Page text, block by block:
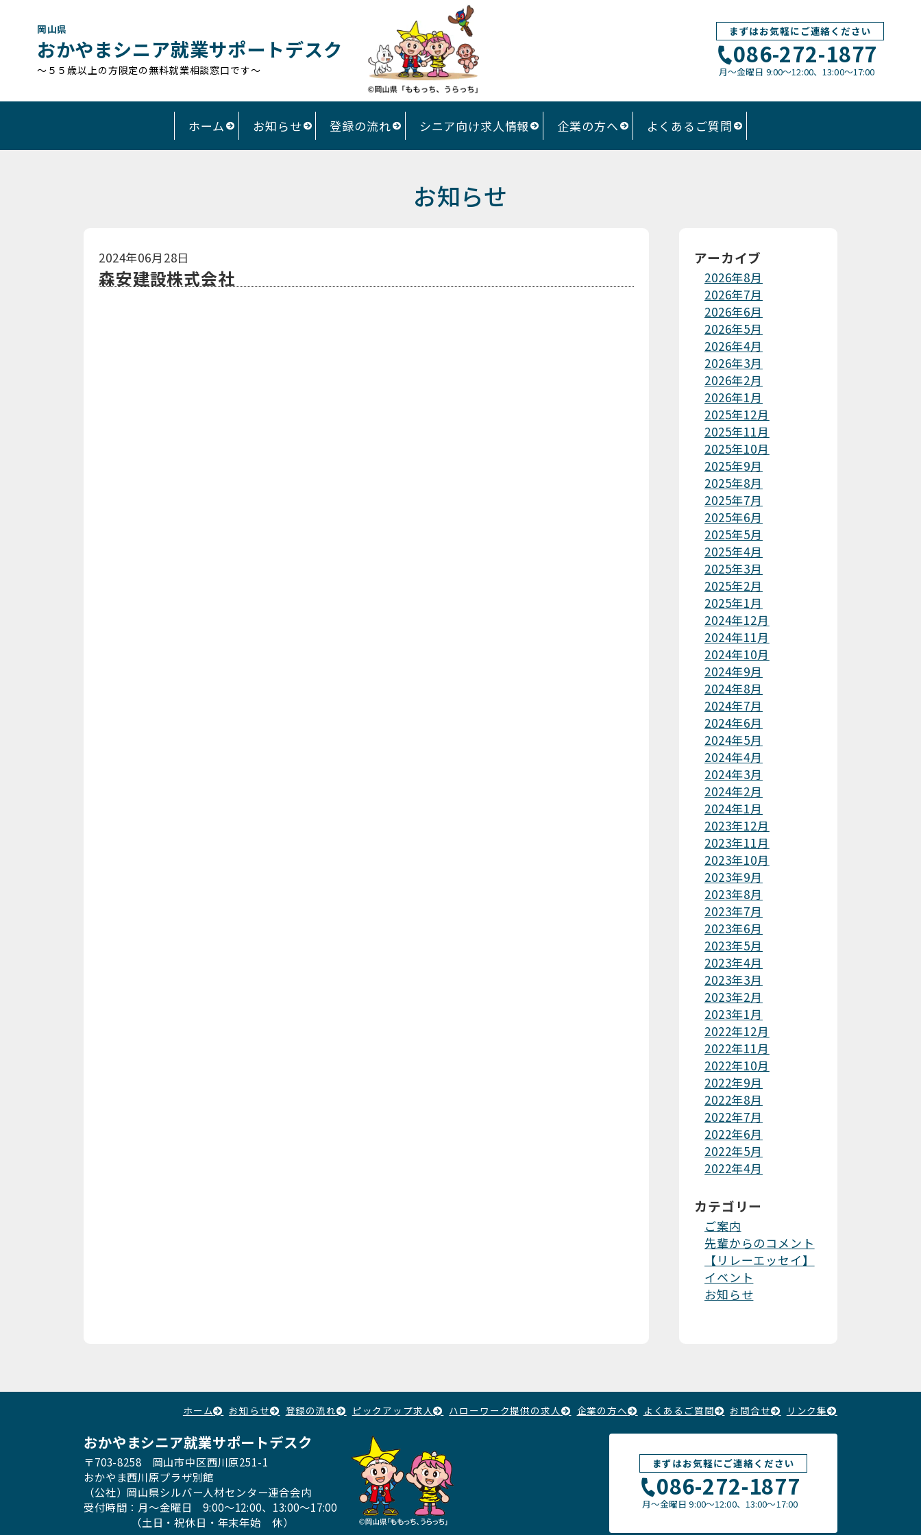
岡山県
おかやまシニア就業サポートデスク
～５５歳以上の方限定の無料就業相談窓口です～
まずはお気軽にご連絡ください
086-272-1877
月〜金曜日 9:00～12:00、13:00〜17:00
ホーム お知らせ 登録の流れ シニア向け求人情報 企業の方へ よくあるご質問
お知らせ
2024年06月28日
森安建設株式会社
アーカイブ
2026年8月
2026年7月
2026年6月
2026年5月
2026年4月
2026年3月
2026年2月
2026年1月
2025年12月
2025年11月
2025年10月
2025年9月
2025年8月
2025年7月
2025年6月
2025年5月
2025年4月
2025年3月
2025年2月
2025年1月
2024年12月
2024年11月
2024年10月
2024年9月
2024年8月
2024年7月
2024年6月
2024年5月
2024年4月
2024年3月
2024年2月
2024年1月
2023年12月
2023年11月
2023年10月
2023年9月
2023年8月
2023年7月
2023年6月
2023年5月
2023年4月
2023年3月
2023年2月
2023年1月
2022年12月
2022年11月
2022年10月
2022年9月
2022年8月
2022年7月
2022年6月
2022年5月
2022年4月
カテゴリー
ご案内
先輩からのコメント
【リレーエッセイ】
イベント
お知らせ
ホーム お知らせ 登録の流れ ピックアップ求人 ハローワーク提供の求人 企業の方へ よくあるご質問 お問合せ リンク集
おかやまシニア就業サポートデスク
〒703-8258 岡山市中区西川原251-1
おかやま西川原プラザ別館
（公社）岡山県シルバー人材センター連合会内
受付時間：月〜金曜日9:00～12:00、13:00〜17:00
（土日・祝休日・年末年始 休）
まずはお気軽にご連絡ください
086-272-1877
月〜金曜日9:00～12:00、13:00〜17:00